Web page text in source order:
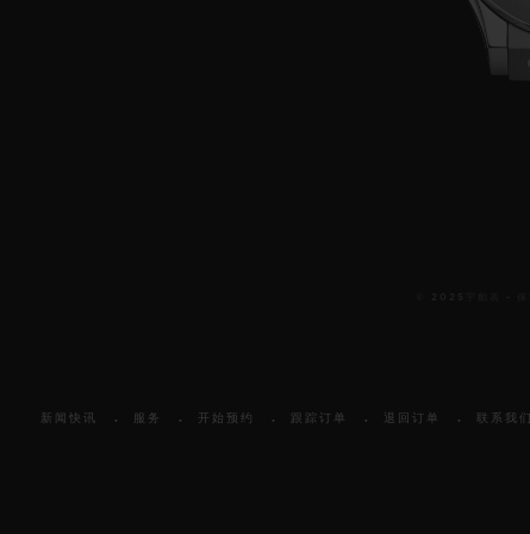
新闻快讯 服务 开始预约 跟踪订单 退回订单 联系我们